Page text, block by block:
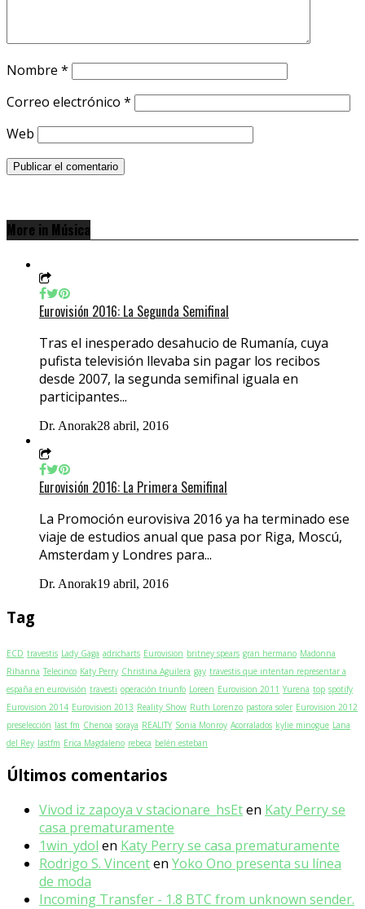
Nombre *
Correo electrónico *
Web
More in Música
Eurovisión 2016: La Segunda Semifinal
Tras el inesperado desahucio de Rumanía, cuya
pufista televisión llevaba sin pagar los recibos
desde 2007, la segunda semifinal iguala en
participantes...
Dr. Anorak28 abril, 2016
Eurovisión 2016: La Primera Semifinal
La Promoción eurovisiva 2016 ya ha terminado ese
viaje de estudios anual que pasa por Riga, Moscú,
Amsterdam y Londres para...
Dr. Anorak19 abril, 2016
Tag
ECD travestis Lady Gaga adricharts Eurovision britney spears gran hermano Madonna
Rihanna Telecinco Katy Perry Christina Aguilera gay travestis que intentan representar a
españa en eurovisión travesti operación triunfo Loreen Eurovision 2011 Yurena top spotify
Eurovision 2014 Eurovision 2013 Reality Show Ruth Lorenzo pastora soler Eurovision 2012
preselección last fm Chenoa soraya REALITY Sonia Monroy Acorralados kylie minogue Lana
del Rey lastfm Erica Magdaleno rebeca belén esteban
Últimos comentarios
Vivod iz zapoya v stacionare_hsEten Katy Perry se
casa prematuramente
1win_ydol en Katy Perry se casa prematuramente
Rodrigo S. Vincenten Yoko Ono presenta su línea
de moda
Incoming Transfer - 1.8 BTC from unknown sender.